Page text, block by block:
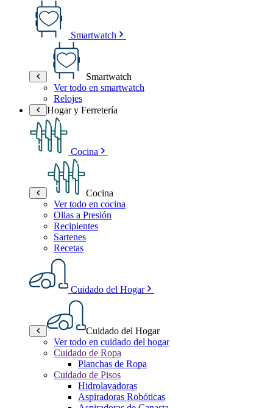
Smartwatch
Smartwatch
Ver todo en smartwatch
Relojes
Hogar y Ferretería
Cocina
Cocina
Ver todo en cocina
Ollas a Presión
Recipientes
Sartenes
Recetas
Cuidado del Hogar
Cuidado del Hogar
Ver todo en cuidado del hogar
Cuidado de Ropa
Planchas de Ropa
Cuidado de Pisos
Hidrolavadoras
Aspiradoras Robóticas